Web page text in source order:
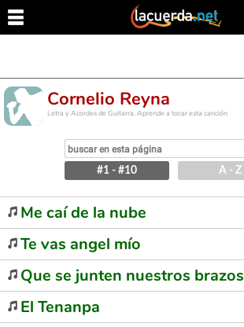
Cornelio Reyna
Letra y Acordes de Guitarra. Aprende a tocar esta canción
#1 - #10 A - Z
Me caí de la nube
Te vas angel mío
Que se junten nuestros brazos
El Tenanpa